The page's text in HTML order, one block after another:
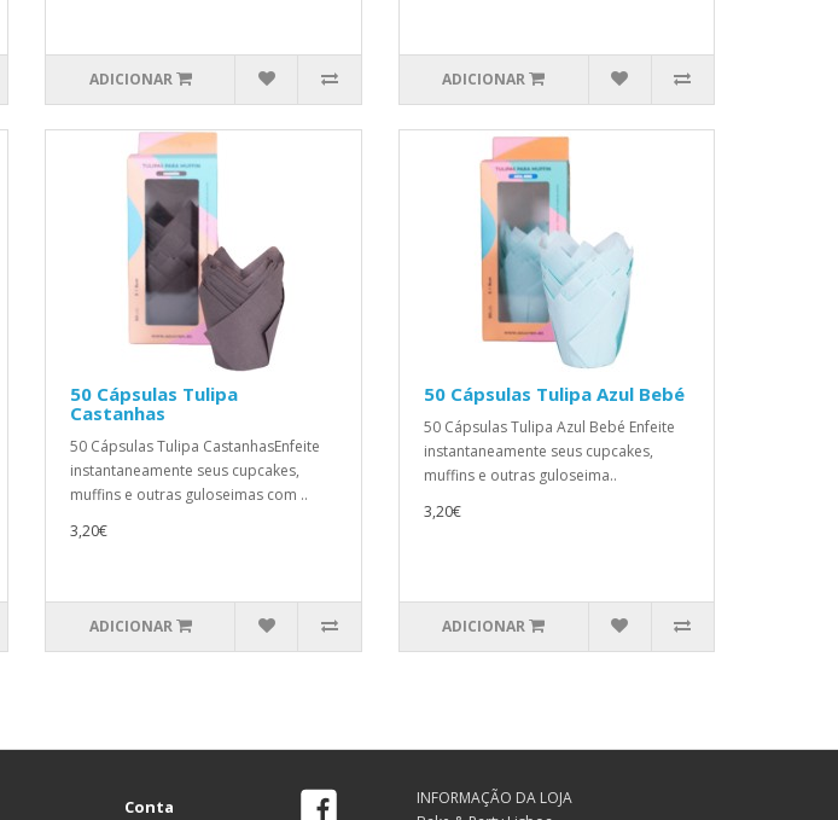
ADICIONAR ADICIONAR
50 Cápsulas Tulipa
Castanhas
50 Cápsulas Tulipa CastanhasEnfeite
instantaneamente seus cupcakes,
muffins e outras guloseimas com ..
3,20€
ADICIONAR
50 Cápsulas Tulipa Azul Bebé
50 Cápsulas Tulipa Azul Bebé Enfeite
instantaneamente seus cupcakes,
muffins e outras guloseima..
3,20€
ADICIONAR
Conta
INFORMAÇÃO DA LOJA